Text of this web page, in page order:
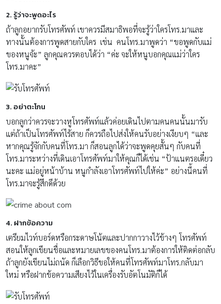
2. รู้ว่าจะพูดอะไร
ถ้าลูกอยากรับโทรศัพท์ เขาควรมีสมาธิพอที่จะรู้ว่าใครโทร.มาและ
ทางนั้นต้องการพูดสายกับใคร เช่น คนโทร.มาพูดว่า “ขอพูดกับแม่
ของหนูจ้ะ” ลูกคุณควรตอบได้ว่า “ค่ะ จะให้หนูบอกคุณแม่ว่าใคร
โทร.มาคะ”
3. อย่าตะโกน
บอกลูกว่าควรจะวางหูโทรศัพท์แล้วค่อยเดินไปตามคนคนนั้นมารับ
แต่ถ้าเป็นโทรศัพท์ไร้สาย ก็ควรถือไปส่งให้คนรับอย่างเงียบๆ “และ
หากคุณรู้จักกับคนที่โทร.มา ก็สอนลูกได้ว่าจะพูดคุยสั้นๆ กับคนที่
โทร.มาระหว่างที่เดินเอาโทรศัพท์มาให้คุณก็ได้เช่น “ป้าแนตรอเดี๋ยว
นะคะ แม่อยู่หน้าบ้าน หนูกำลังเอาโทรศัพท์ไปให้ค่ะ” อย่างนี้คนที่
โทร.มาจะรู้สึกดีด้วย
4. ฝากข้อความ
เตรียมไวท์บอร์ดหรือกระดาษโน้ตและปากกาวางไว้ข้างๆ โทรศัพท์
สอนให้ลูกเขียนชื่อและหมายเลขของคนโทร.มาต้องการให้ติดต่อกลับ
ถ้าลูกยังเขียนไม่ถนัด ก็เลือกวิธีขอให้คนที่โทรศัพท์มาโทร.กลับมา
ใหม่ หรือฝากข้อความเสียงไว้ในเครื่องรับอัตโนมัติก็ได้